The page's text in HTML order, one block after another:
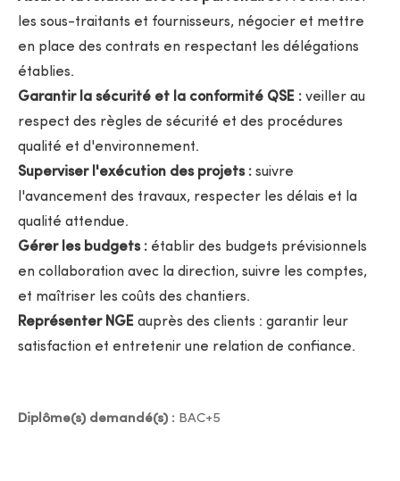
les sous-traitants et fournisseurs, négocier et mettre
en place des contrats en respectant les délégations
établies.
Garantir la sécurité et la conformité QSE : veiller au
respect des règles de sécurité et des procédures
qualité et d'environnement.
Superviser l'exécution des projets : suivre
l'avancement des travaux, respecter les délais et la
qualité attendue.
Gérer les budgets : établir des budgets prévisionnels
en collaboration avec la direction, suivre les comptes,
et maîtriser les coûts des chantiers.
Représenter NGE auprès des clients : garantir leur
satisfaction et entretenir une relation de confiance.
Diplôme(s) demandé(s) : BAC+5